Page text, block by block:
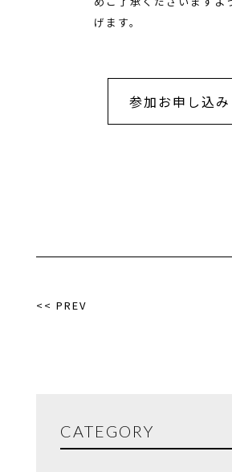
げます。
参加お申し込み
<< PREV
CATEGORY